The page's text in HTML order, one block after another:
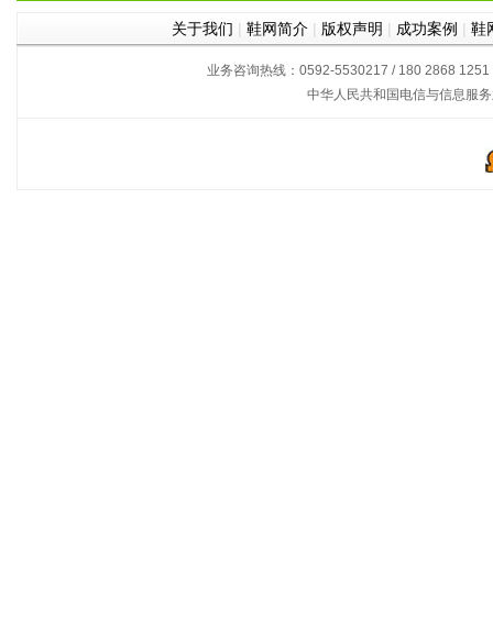
关于我们 | 鞋网简介 | 版权声明 | 成功案例 | 鞋
业务咨询热线：0592-5530217 / 180 2868 1251
中华人民共和国电信与信息服